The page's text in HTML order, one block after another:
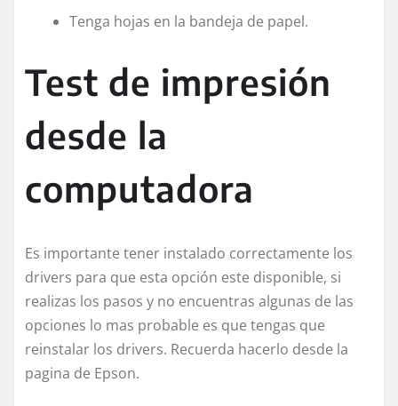
Tenga hojas en la bandeja de papel.
Test de impresión
desde la
computadora
Es importante tener instalado correctamente los
drivers para que esta opción este disponible, si
realizas los pasos y no encuentras algunas de las
opciones lo mas probable es que tengas que
reinstalar los drivers. Recuerda hacerlo desde la
pagina de Epson.